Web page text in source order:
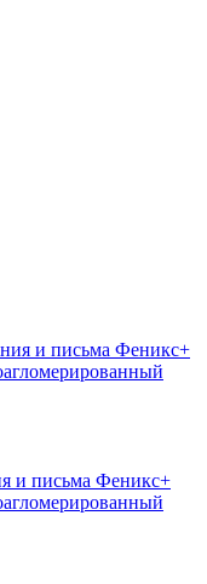
и письма Феникс+